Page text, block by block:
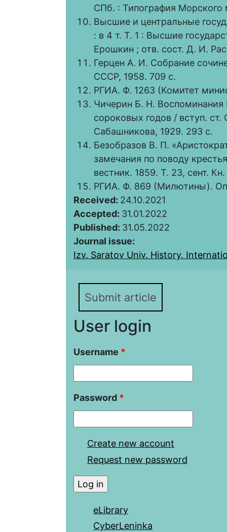
СПб. : Типография Морского
Высшие и центральные
: в 4 т. Т. 1 : Высшие
Ерошкин ; отв. сост. Д. И.
Герцен А. И. Собрание
СССР, 1958. 709 с.
РГИА. Ф. 1263 (Комитет
Чичерин Б. Н.
сороковых годов / вступ.
Сабашникова, 1929. 293 с.
Безобразов В. П.
замечания по поводу
вестник. 1859. Т. 23, сент.
РГИА. Ф. 869 (Милютины).
Received: 24.10.2021
Accepted: 31.01.2022
Published: 31.05.2022
Journal issue:
Izv. Saratov Univ. History.
Submit article
User login
Username *
Password *
Create new account
Request new password
eLibrary
CyberLeninka